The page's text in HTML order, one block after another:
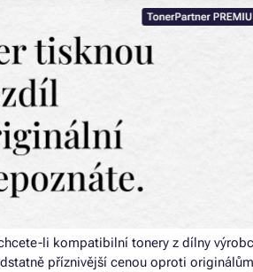
li kompatibilní tonery z dílny
příznivější cenou oproti